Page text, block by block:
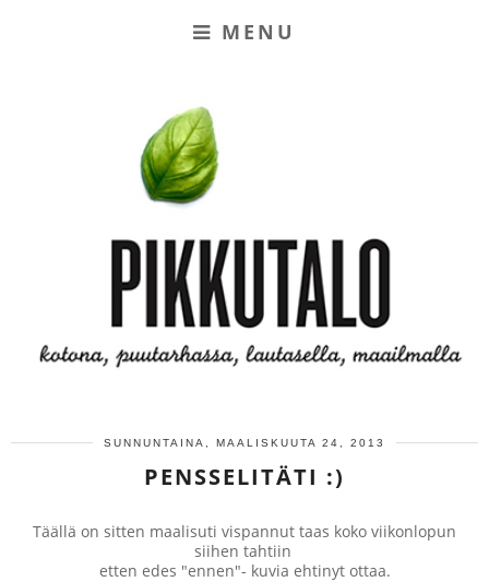
MENU
SUNNUNTAINA, MAALISKUUTA 24, 2013
PENSSELITÄTI :)
Täällä on sitten maalisuti vispannut taas koko viikonlopun
siihen tahtiin
etten edes "ennen"- kuvia ehtinyt ottaa.